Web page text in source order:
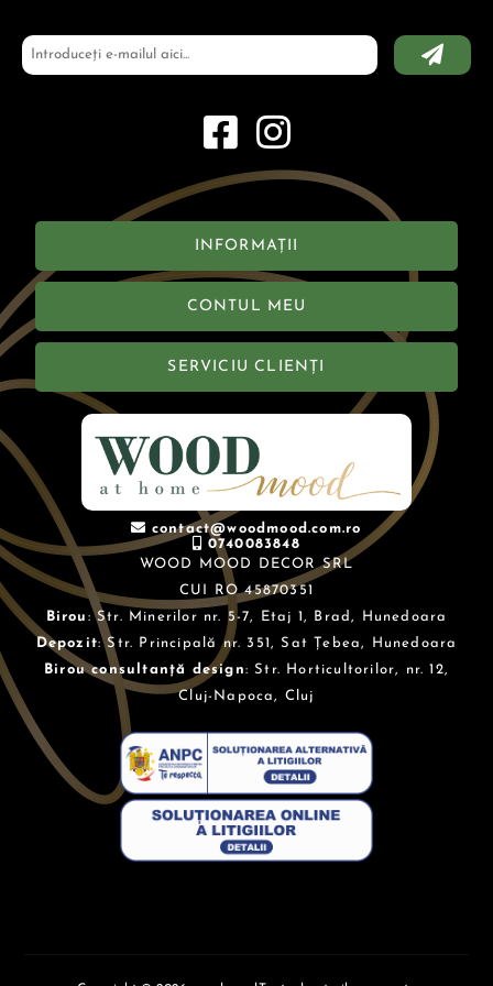
INFORMAȚII
CONTUL MEU
SERVICIU CLIENȚI
contact@woodmood.com.ro
0740083848
WOOD MOOD DECOR SRL
CUI RO 45870351
Birou : Str. Minerilor nr. 5-7, Etaj 1, Brad, Hunedoara
Depozit: Str. Principală nr. 351, Sat Țebea, Hunedoara
Birou consultanță design: Str. Horticultorilor, nr. 12,
Cluj-Napoca, Cluj